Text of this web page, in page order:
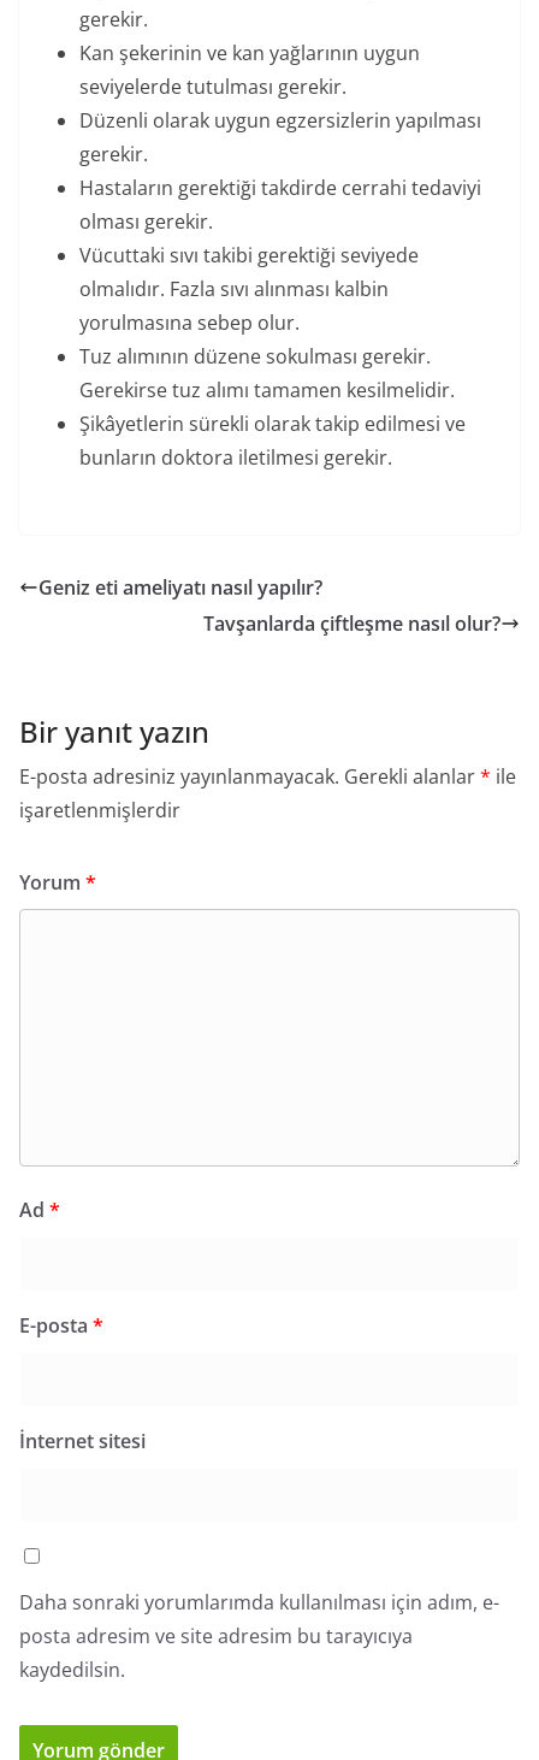
gerekir.
Kan şekerinin ve kan yağlarının uygun
seviyelerde tutulması gerekir.
Düzenli olarak uygun egzersizlerin yapılması
gerekir.
Hastaların gerektiği takdirde cerrahi tedaviyi
olması gerekir.
Vücuttaki sıvı takibi gerektiği seviyede
olmalıdır. Fazla sıvı alınması kalbin
yorulmasına sebep olur.
Tuz alımının düzene sokulması gerekir.
Gerekirse tuz alımı tamamen kesilmelidir.
Şikâyetlerin sürekli olarak takip edilmesi ve
bunların doktora iletilmesi gerekir.
Geniz eti ameliyatı nasıl yapılır?
Tavşanlarda çiftleşme nasıl olur?
Bir yanıt yazın
E-posta adresiniz yayınlanmayacak. Gerekli alanlar* ile
işaretlenmişlerdir
Yorum *
Ad *
E-posta *
İnternet sitesi
Daha sonraki yorumlarımda kullanılması için adım, e-
posta adresim ve site adresim bu tarayıcıya
kaydedilsin.